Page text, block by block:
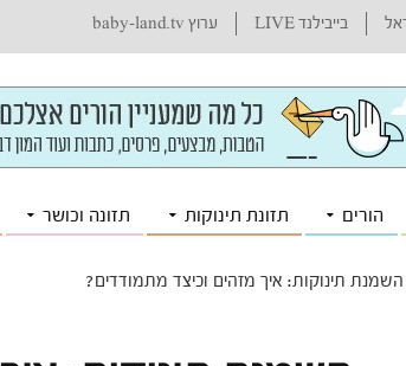
בייבילנד LIVE ערוץ baby-land.tv
הורים תזונת תינוקות תזונה וכושר
השמנת תינוקות: איך מזהים וכיצד מתמודדים?